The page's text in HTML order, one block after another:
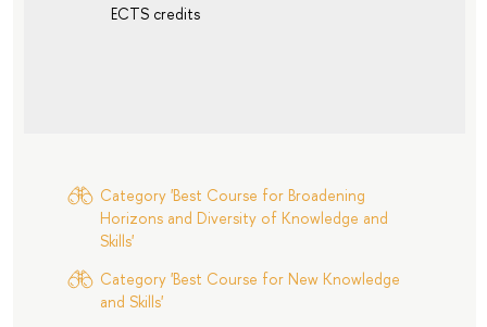
ECTS credits
Category 'Best Course for Broadening
Horizons and Diversity of Knowledge and
Skills'
Category 'Best Course for New Knowledge
and Skills'